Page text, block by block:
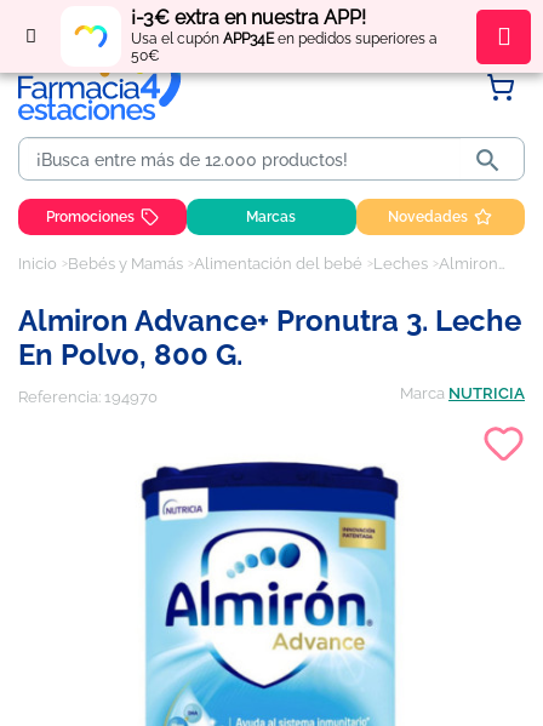
¡-3€ extra en nuestra APP!
Usa el cupón APP34Een pedidos superiores a
50€
Regístratey obténpuntos por tus compras

Promociones Marcas Novedades
Inicio Bebés y Mamás Alimentación del bebé Leches Almiron Advance+ Pronutra 3. Leche en Polvo, 800 g.
Almiron Advance+ Pronutra 3. Leche
En Polvo, 800 G.
Referencia: 194970 Marca NUTRICIA